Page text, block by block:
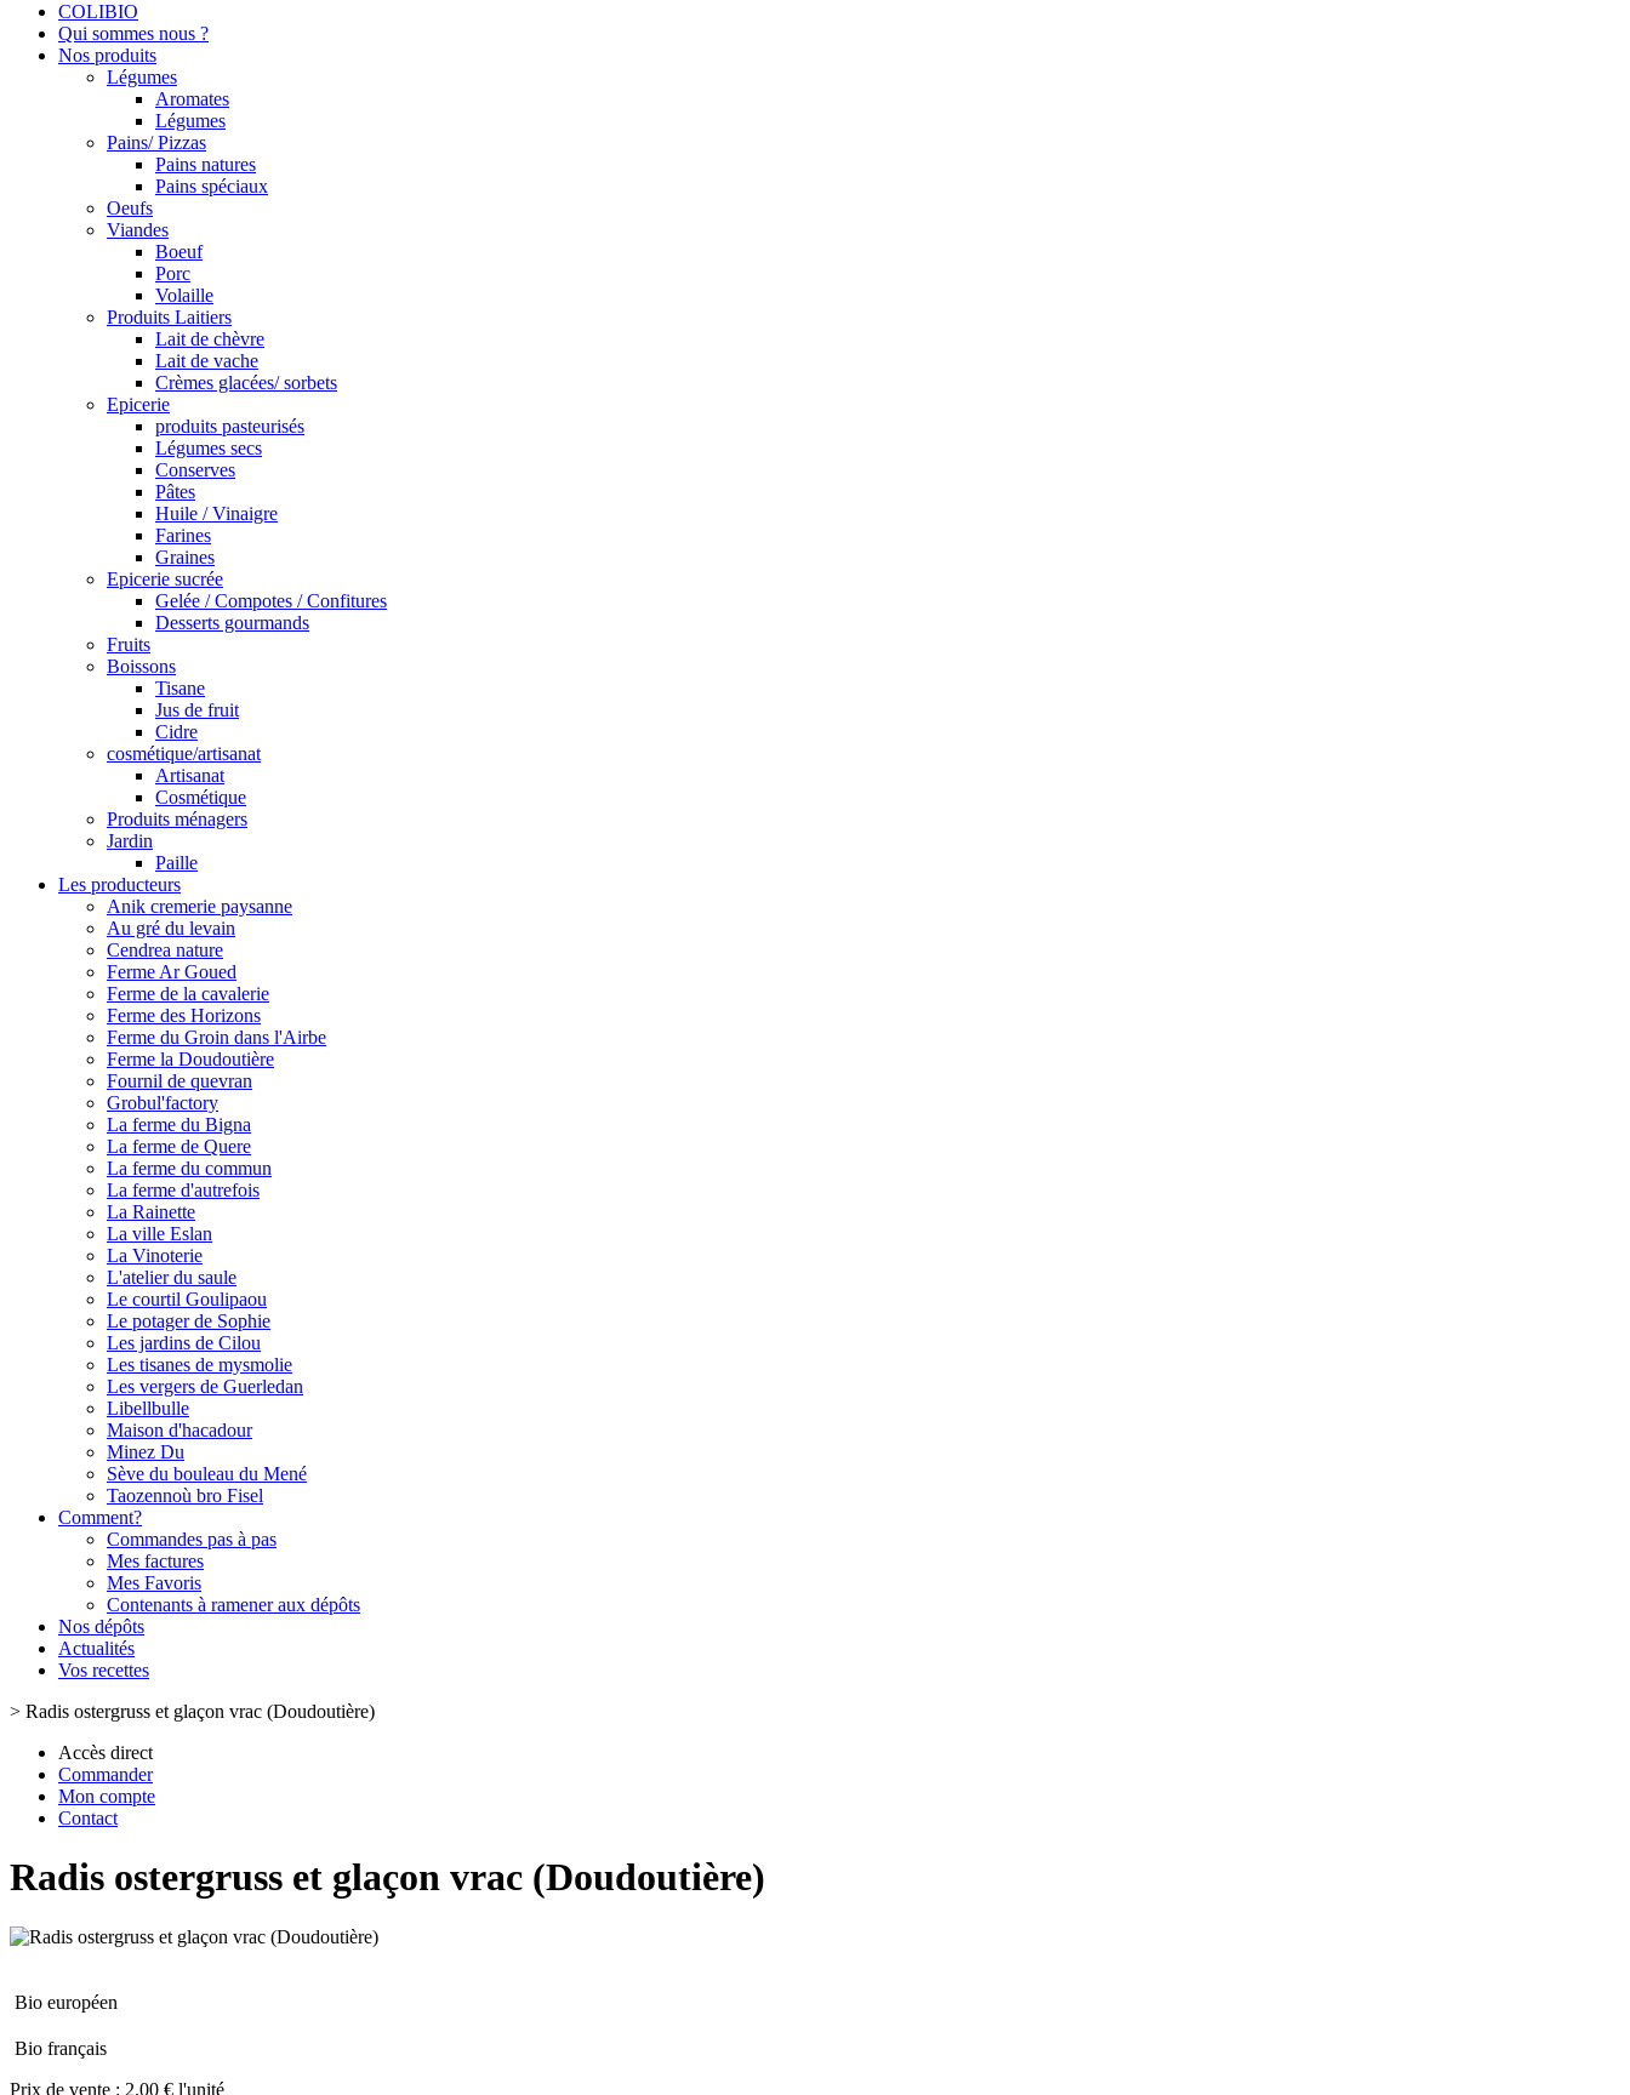
COLIBIO
Qui sommes nous ?
Nos produits
Légumes
Aromates
Légumes
Pains/ Pizzas
Pains natures
Pains spéciaux
Oeufs
Viandes
Boeuf
Porc
Volaille
Produits Laitiers
Lait de chèvre
Lait de vache
Crèmes glacées/ sorbets
Epicerie
produits pasteurisés
Légumes secs
Conserves
Pâtes
Huile / Vinaigre
Farines
Graines
Epicerie sucrée
Gelée / Compotes / Confitures
Desserts gourmands
Fruits
Boissons
Tisane
Jus de fruit
Cidre
cosmétique/artisanat
Artisanat
Cosmétique
Produits ménagers
Jardin
Paille
Les producteurs
Anik cremerie paysanne
Au gré du levain
Cendrea nature
Ferme Ar Goued
Ferme de la cavalerie
Ferme des Horizons
Ferme du Groin dans l'Airbe
Ferme la Doudoutière
Fournil de quevran
Grobul'factory
La ferme du Bigna
La ferme de Quere
La ferme du commun
La ferme d'autrefois
La Rainette
La ville Eslan
La Vinoterie
L'atelier du saule
Le courtil Goulipaou
Le potager de Sophie
Les jardins de Cilou
Les tisanes de mysmolie
Les vergers de Guerledan
Libellbulle
Maison d'hacadour
Minez Du
Sève du bouleau du Mené
Taozennoù bro Fisel
Comment?
Commandes pas à pas
Mes factures
Mes Favoris
Contenants à ramener aux dépôts
Nos dépôts
Actualités
Vos recettes
> Radis ostergruss et glaçon vrac (Doudoutière)
Accès direct
Commander
Mon compte
Contact
Radis ostergruss et glaçon vrac (Doudoutière)
Bio européen
Bio français
Prix de vente : 2.00 € l'unité